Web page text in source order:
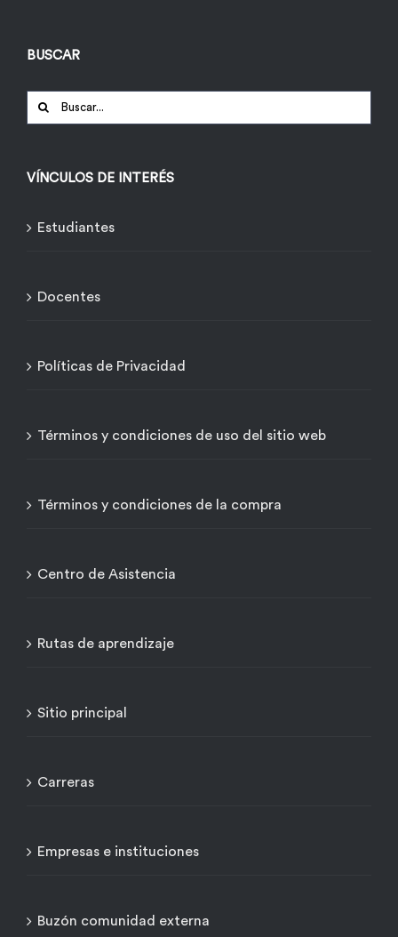
BUSCAR
Buscar:
VÍNCULOS DE INTERÉS
Estudiantes
Docentes
Políticas de Privacidad
Términos y condiciones de uso del sitio web
Términos y condiciones de la compra
Centro de Asistencia
Rutas de aprendizaje
Sitio principal
Carreras
Empresas e instituciones
Buzón comunidad externa